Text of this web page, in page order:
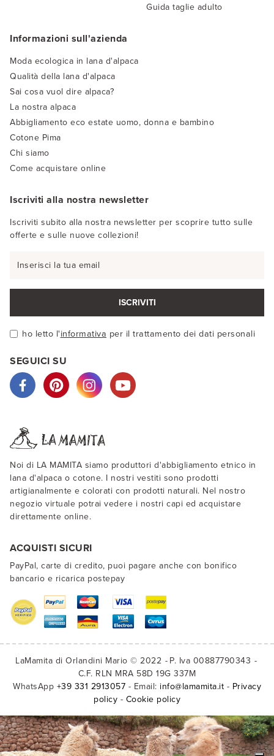
Informazioni sull'azienda
Moda ecologica in lana d'alpaca
Qualità della lana d'alpaca
Sai cosa vuol dire alpaca?
La nostra alpaca
Abbigliamento eco estate uomo, donna e bambino
Cotone Pima
Chi siamo
Come acquistare online
Guida taglie adulto
Iscriviti alla nostra newsletter
Iscriviti subito alla nostra newsletter per scoprire tutto sulle
offerte e sulle nuove collezioni!
ISCRIVITI
ho letto l'informativa per il trattamento dei dati personali
SEGUICI SU
Noi di LA MAMITA siamo produttori d'abbigliamento etnico in
lana d'alpaca o cotone. I nostri vestiti sono prodotti
artigianalmente e colorati con prodotti naturali. Nel nostro
negozio virtuale potrai vedere i nostri capi ed acquistare
direttamente online.
ACQUISTI SICURI
PayPal, carte di credito, puoi pagare anche con bonifico
bancario e ricarica postepay
LaMamita di Orlandini Mario © 2022
P. Iva 00887790343
C.F. RLN MRA 58D 19G 337M
WhatsApp +39 331 2913057 - Email: info@lamamita.it - Privacy
policy - Cookie policy